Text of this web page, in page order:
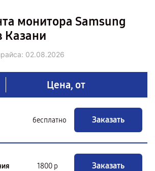
монитора Samsung
Казани
02.08.2026
Цена, от
бесплатно Заказать
1800 р Заказать